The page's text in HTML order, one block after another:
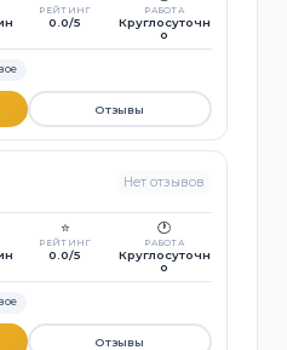
РЕЙТИНГ
0.0/5
РАБОТА
Круглосуточн
о
Отзывы
Нет отзывов
⭐
РЕЙТИНГ
0.0/5
🕐
РАБОТА
Круглосуточн
о
Отзывы